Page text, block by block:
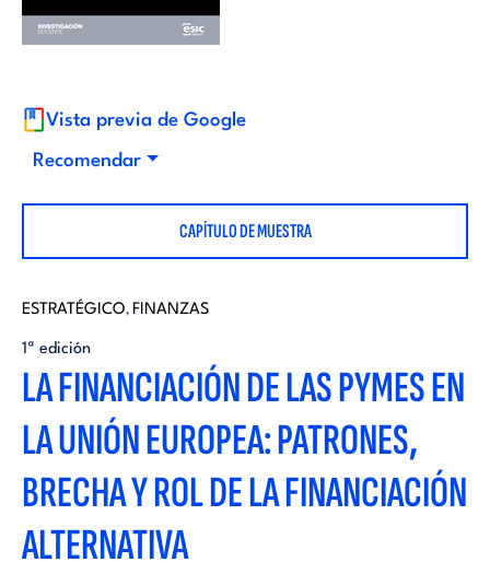
d
r
i
a
l
o
r
a
Vista previa de Google
Recomendar
CAPÍTULO DE MUESTRA
ESTRATÉGICO, FINANZAS
1ª edición
LA FINANCIACIÓN DE LAS PYMES EN
LA UNIÓN EUROPEA: PATRONES,
BRECHA Y ROL DE LA FINANCIACIÓN
ALTERNATIVA